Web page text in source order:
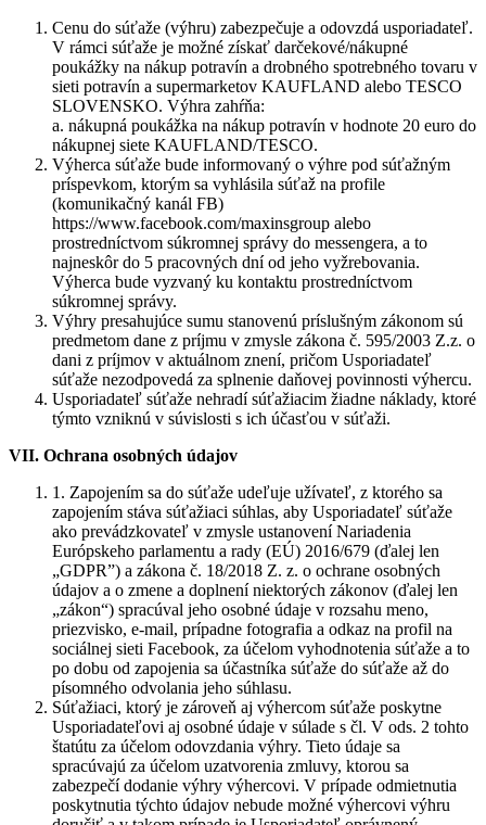
Cenu do súťaže (výhru) zabezpečuje a odovzdá usporiadateľ.
V rámci súťaže je možné získať darčekové/nákupné
poukážky na nákup potravín a drobného spotrebného tovaru v
sieti potravín a supermarketov KAUFLAND alebo TESCO
SLOVENSKO. Výhra zahŕňa:
a. nákupná poukážka na nákup potravín v hodnote 20 euro do
nákupnej siete KAUFLAND/TESCO.
Výherca súťaže bude informovaný o výhre pod súťažným
príspevkom, ktorým sa vyhlásila súťaž na profile
(komunikačný kanál FB)
https://www.facebook.com/maxinsgroup alebo
prostredníctvom súkromnej správy do messengera, a to
najneskôr do 5 pracovných dní od jeho vyžrebovania.
Výherca bude vyzvaný ku kontaktu prostredníctvom
súkromnej správy.
Výhry presahujúce sumu stanovenú príslušným zákonom sú
predmetom dane z príjmu v zmysle zákona č. 595/2003 Z.z. o
dani z príjmov v aktuálnom znení, pričom Usporiadateľ
súťaže nezodpovedá za splnenie daňovej povinnosti výhercu.
Usporiadateľ súťaže nehradí súťažiacim žiadne náklady, ktoré
týmto vzniknú v súvislosti s ich účasťou v súťaži.
VII. Ochrana osobných údajov
1. Zapojením sa do súťaže udeľuje užívateľ, z ktorého sa
zapojením stáva súťažiaci súhlas, aby Usporiadateľ súťaže
ako prevádzkovateľ v zmysle ustanovení Nariadenia
Európskeho parlamentu a rady (EÚ) 2016/679 (ďalej len
„GDPR”) a zákona č. 18/2018 Z. z. o ochrane osobných
údajov a o zmene a doplnení niektorých zákonov (ďalej len
„zákon“) spracúval jeho osobné údaje v rozsahu meno,
priezvisko, e-mail, prípadne fotografia a odkaz na profil na
sociálnej sieti Facebook, za účelom vyhodnotenia súťaže a to
po dobu od zapojenia sa účastníka súťaže do súťaže až do
písomného odvolania jeho súhlasu.
Súťažiaci, ktorý je zároveň aj výhercom súťaže poskytne
Usporiadateľovi aj osobné údaje v súlade s čl. V ods. 2 tohto
štatútu za účelom odovzdania výhry. Tieto údaje sa
spracúvajú za účelom uzatvorenia zmluvy, ktorou sa
zabezpečí dodanie výhry výhercovi. V prípade odmietnutia
poskytnutia týchto údajov nebude možné výhercovi výhru